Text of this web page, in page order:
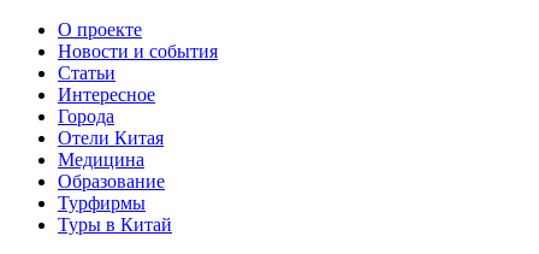
О проекте
Новости и события
Статьи
Интересное
Города
Отели Китая
Медицина
Образование
Турфирмы
Туры в Китай